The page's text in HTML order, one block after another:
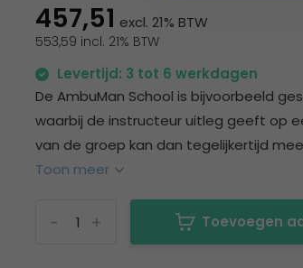
457,51 excl. 21% BTW
553,59 incl. 21% BTW
Levertijd: 3 tot 6 werkdagen
De AmbuMan School is bijvoorbeeld
waarbij de instructeur uitleg geeft op
van de groep kan dan tegelijkertijd
Toon meer
+
- Toevoegen